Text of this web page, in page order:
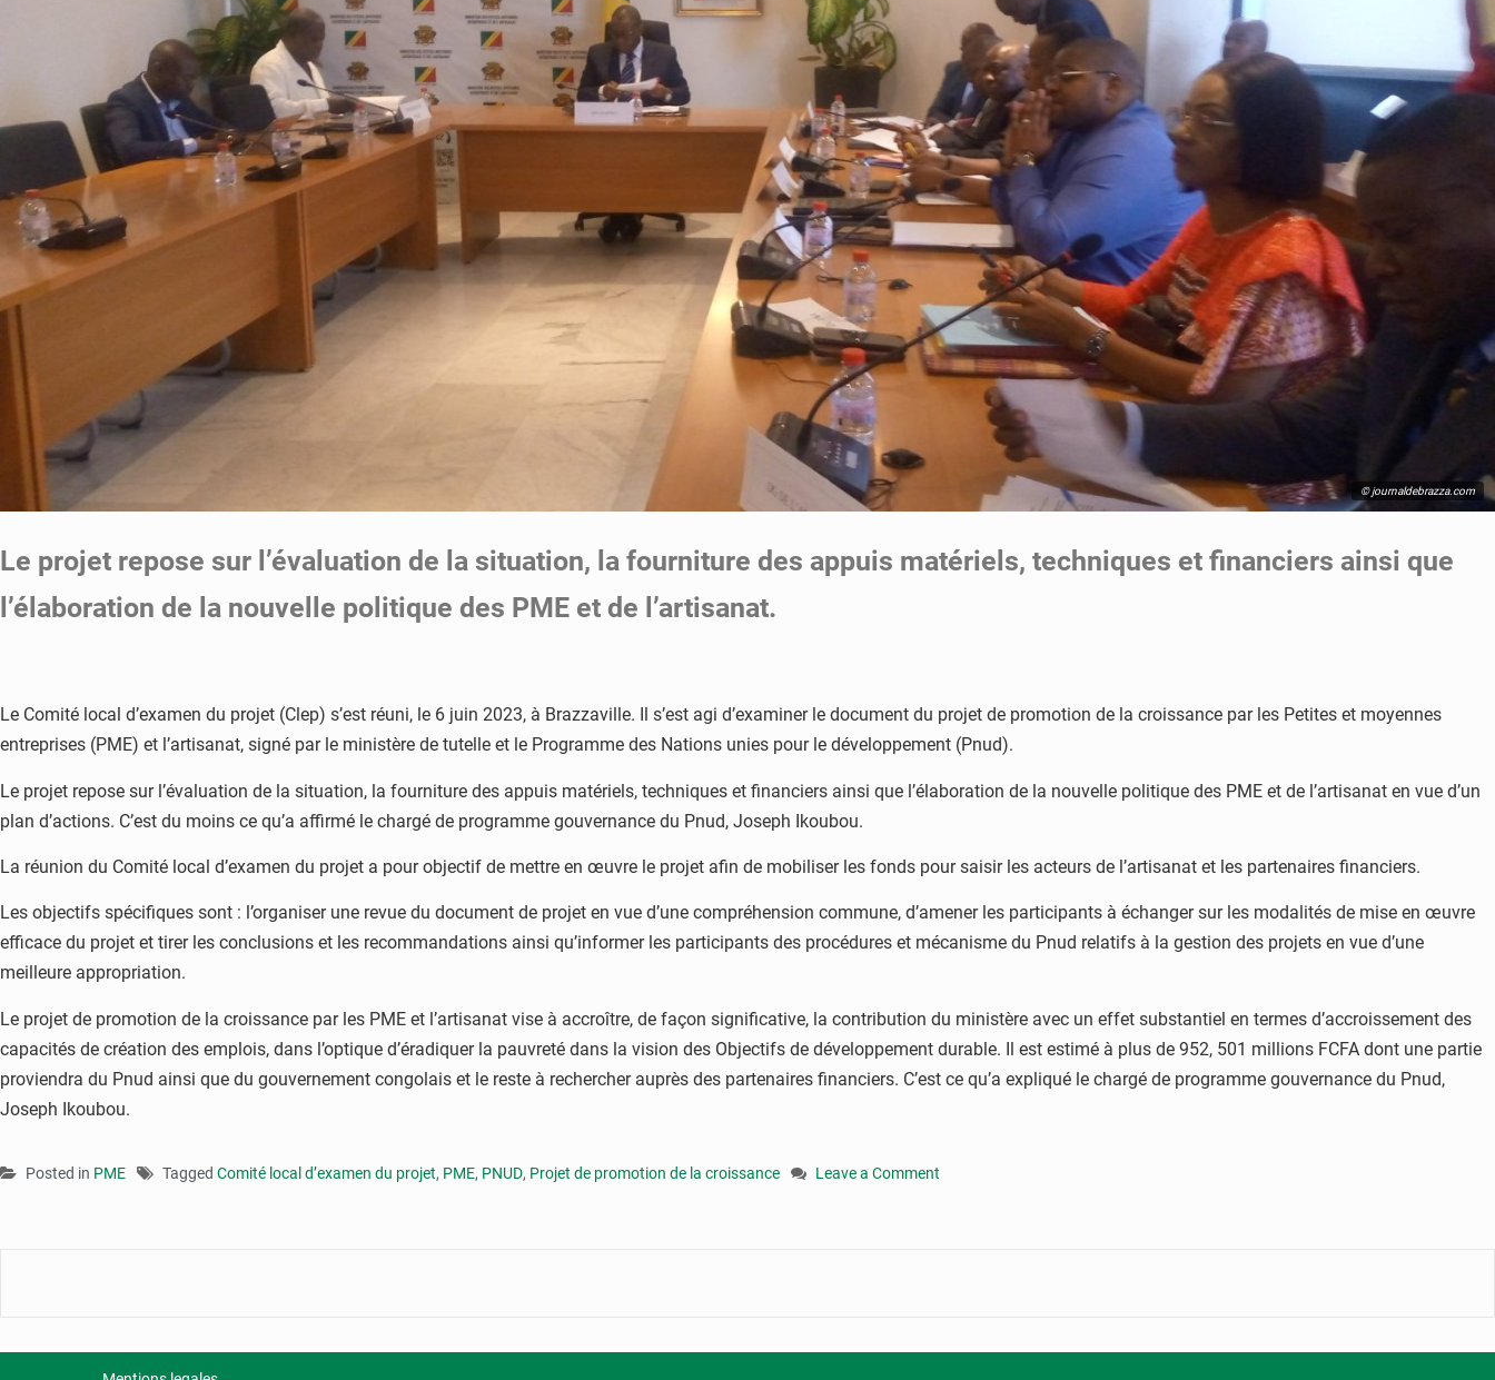
© journaldebrazza.com
Le projet repose sur l’évaluation de la situation, la fourniture des appuis matériels, techniques et financiers ainsi que
l’élaboration de la nouvelle politique des PME et de l’artisanat.
Le Comité local d’examen du projet (Clep) s’est réuni, le 6 juin 2023, à Brazzaville. Il s’est agi d’examiner le document du projet de promotion de la croissance par les Petites et moyennes
entreprises (PME) et l’artisanat, signé par le ministère de tutelle et le Programme des Nations unies pour le développement (Pnud).
Le projet repose sur l’évaluation de la situation, la fourniture des appuis matériels, techniques et financiers ainsi que l’élaboration de la nouvelle politique des PME et de l’artisanat en vue d’un
plan d’actions. C’est du moins ce qu’a affirmé le chargé de programme gouvernance du Pnud, Joseph Ikoubou.
La réunion du Comité local d’examen du projet a pour objectif de mettre en œuvre le projet afin de mobiliser les fonds pour saisir les acteurs de l’artisanat et les partenaires financiers.
Les objectifs spécifiques sont : l’organiser une revue du document de projet en vue d’une compréhension commune, d’amener les participants à échanger sur les modalités de mise en œuvre
efficace du projet et tirer les conclusions et les recommandations ainsi qu’informer les participants des procédures et mécanisme du Pnud relatifs à la gestion des projets en vue d’une
meilleure appropriation.
Le projet de promotion de la croissance par les PME et l’artisanat vise à accroître, de façon significative, la contribution du ministère avec un effet substantiel en termes d’accroissement des
capacités de création des emplois, dans l’optique d’éradiquer la pauvreté dans la vision des Objectifs de développement durable. Il est estimé à plus de 952, 501 millions FCFA dont une partie
proviendra du Pnud ainsi que du gouvernement congolais et le reste à rechercher auprès des partenaires financiers. C’est ce qu’a expliqué le chargé de programme gouvernance du Pnud,
Joseph Ikoubou.
Posted in PME Tagged Comité local d’examen du projet, PME, PNUD, Projet de promotion de la croissance
Leave a Comment